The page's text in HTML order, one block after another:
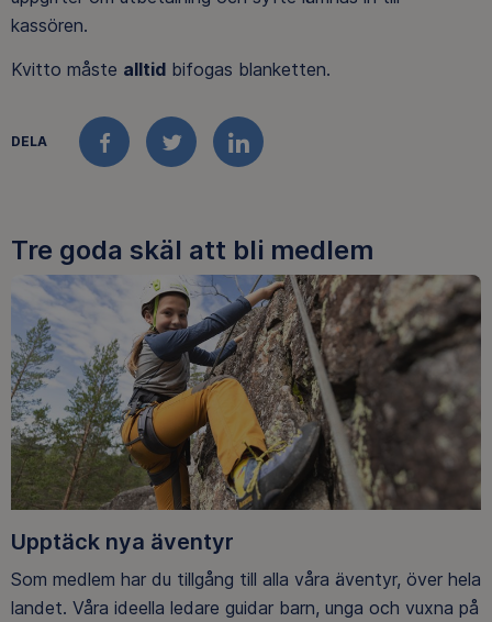
kassören.
Kvitto måste alltid bifogas blanketten.
DELA
FACEBOOKTWITTERLINKEDIN
Tre goda skäl att bli medlem
Upptäck nya äventyr
Som medlem har du tillgång till alla våra äventyr, över hela
landet. Våra ideella ledare guidar barn, unga och vuxna på